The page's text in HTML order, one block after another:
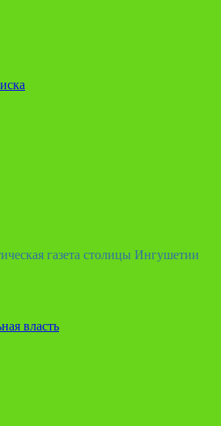
газета столицы Ингушетии
власть